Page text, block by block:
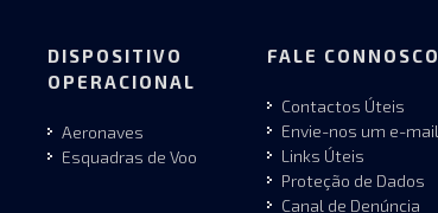
DISPOSITIVO
OPERACIONAL
Aeronaves
Esquadras de Voo
FALE CONNOSCO
Contactos Úteis
Envie-nos um e-mail
Links Úteis
Proteção de Dados
Canal de Denúncia